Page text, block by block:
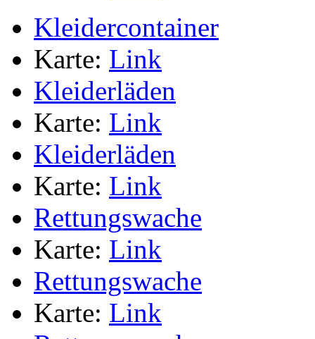
Kleidercontainer
Karte: Link
Kleiderläden
Karte: Link
Kleiderläden
Karte: Link
Rettungswache
Karte: Link
Rettungswache
Karte: Link